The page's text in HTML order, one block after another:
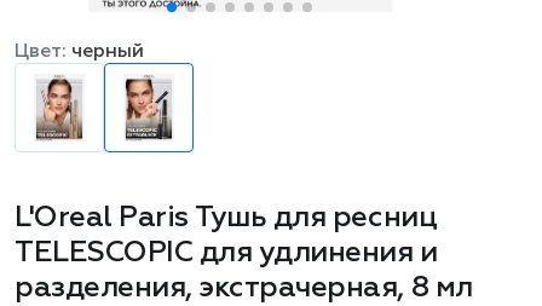
L'Oreal Paris Тушь для ресниц
TELESCOPIC для удлинения и
разделения, экстрачерная, 8 мл
Цвет: черный